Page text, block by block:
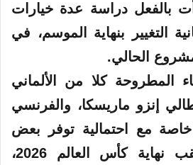
بالفعل دراسة عدة خيارات
التغيير بنهاية الموسم، في
الحالي.
المطروحة كلا من الألماني
إنزو ماريسكا، والفرنسي
مع احتمالية توفر بعض
المدربين الكبار عقب نهاية كأس العالم 2026،